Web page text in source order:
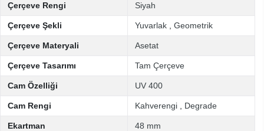
Çerçeve Rengi Siyah
Çerçeve Şekli Yuvarlak Geometrik
Çerçeve Materyali Asetat
Çerçeve Tasarımı Tam Çerçeve
Cam Özelliği UV 400
Cam Rengi Kahverengi Degrade
Ekartman 48 mm